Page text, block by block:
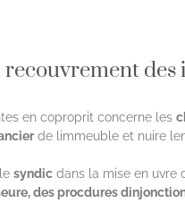
recouvrement des
en coproprit concerne les
de limmeuble et nuire
syndic dans la mise en uvre
des procdures